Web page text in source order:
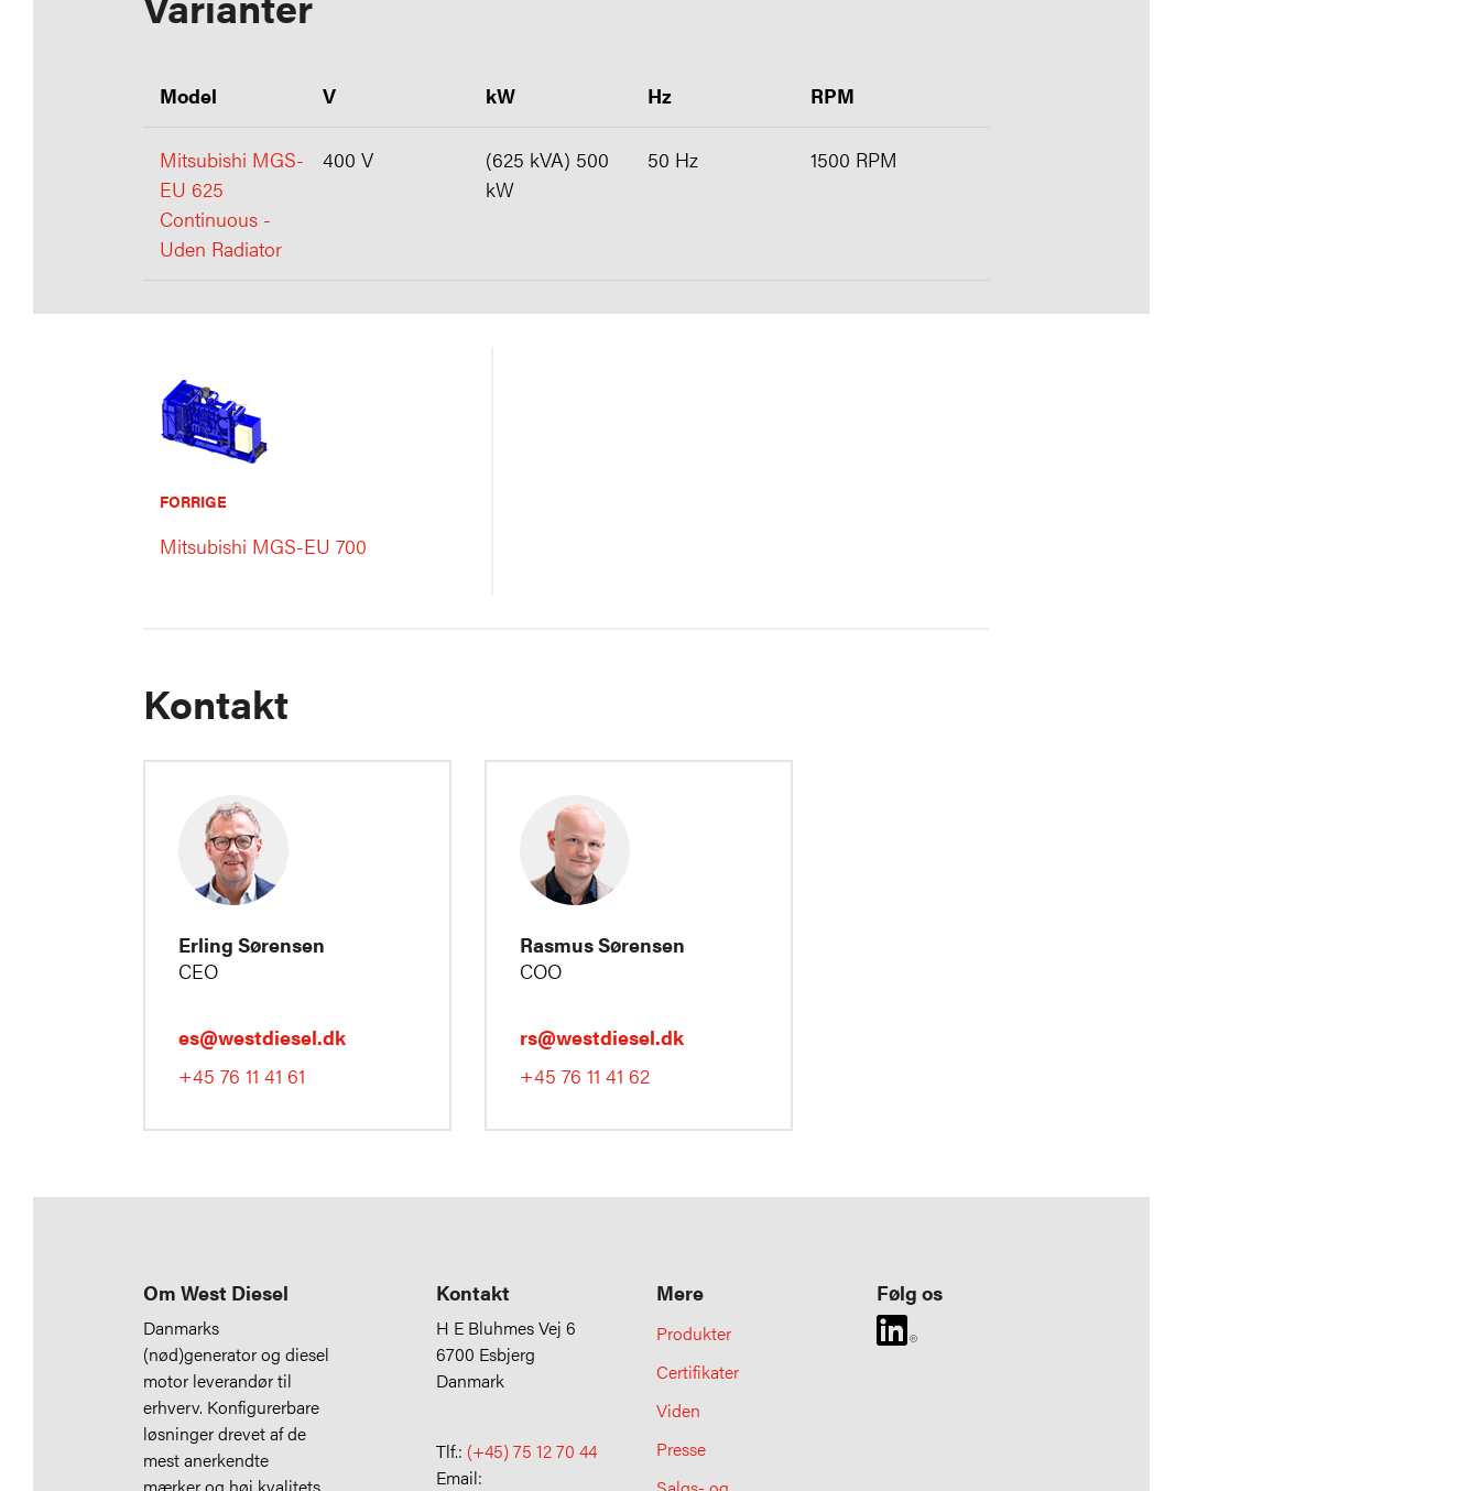
Model V kW Hz RPM
Mitsubishi MGS-
EU 625
Continuous -
Uden Radiator
400 V
(625 kVA) 500
kW
50 Hz 1500 RPM
FORRIGE
Mitsubishi MGS-EU 700
Kontakt
Erling Sørensen
CEO
es@westdiesel.dk
+45 76 11 41 61
Rasmus Sørensen
COO
rs@westdiesel.dk
+45 76 11 41 62
Om West Diesel
Danmarks
(nød)generator og diesel
motor leverandør til
erhverv. Konfigurerbare
løsninger drevet af de
mest anerkendte
Kontakt
H E Bluhmes Vej 6
6700 Esbjerg
Danmark
Tlf.: (+45) 75 12 70 44
Email:
Mere
Produkter
Certifikater
Viden
Presse
Følg os